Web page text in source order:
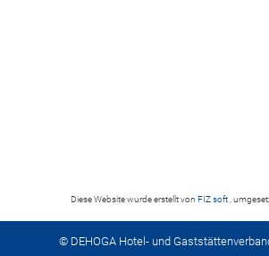
Diese Website wurde erstellt von FIZ soft ,
© DEHOGA Hotel- und